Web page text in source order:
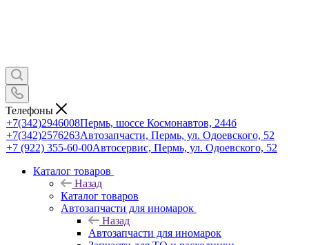
Телефоны
+7(342)2946008Пермь, шоссе Космонавтов, 244б
+7(342)2576263Автозапчасти, Пермь, ул. Одоевского, 52
+7 (922) 355-60-00Автосервис, Пермь, ул. Одоевского, 52
Каталог товаров
Назад
Каталог товаров
Автозапчасти для иномарок
Назад
Автозапчасти для иномарок